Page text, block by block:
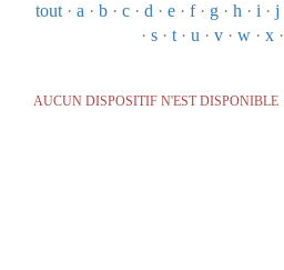
tout· a · b· c· d · e· f· g· h · i · j
· s· t· u · v· w· x·
AUCUN DISPOSITIF N'EST DISPONIBLE